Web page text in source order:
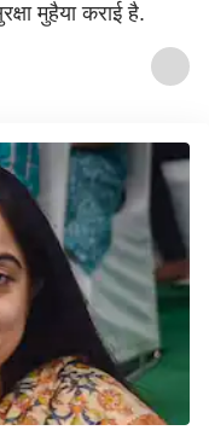
मुहैया कराई है.